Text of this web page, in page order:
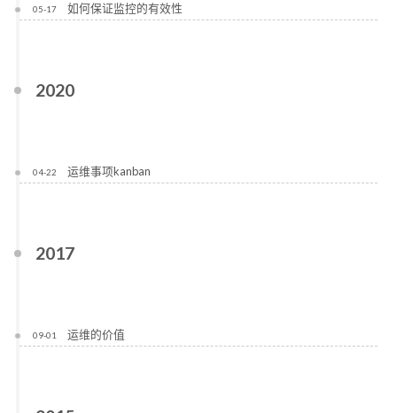
05-17 如何保证监控的有效性
2020
04-22 运维事项kanban
2017
09-01 运维的价值